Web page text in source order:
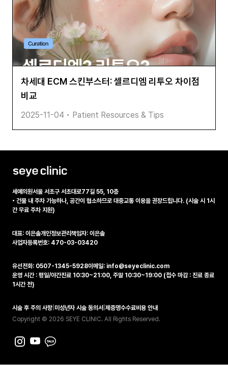
차세대 ECM 스킨부스터: 셀르디엠 리투오 차이점
비교
2025-11-04 • Patient Resources & Tips
세예의원서울 서초구 서초대로77길 55, 10층
• 건물 내 주차 가능하나, 공간이 협소하므로 대중교통 이용을 권장드립니다. (시술 시 1시
간 무료 주차 지원)
대표: 이은솔개인정보관리책임자: 이은솔
사업자등록번호: 470-03-03420
유선전화: 0507-1345-5928이메일: info@seyeclinic.com
운영 시간 : 평일/야간진료 10:30~21:00, 주말 10:30~19:00 (접수 마감 : 진료 종료
1시간 전)
시술 후 주의 사항| 미성년자 시술 동의서 제증명수수료비용 안내
Copyright © 2026 SEYE CLINIC. All Rights Reserved.